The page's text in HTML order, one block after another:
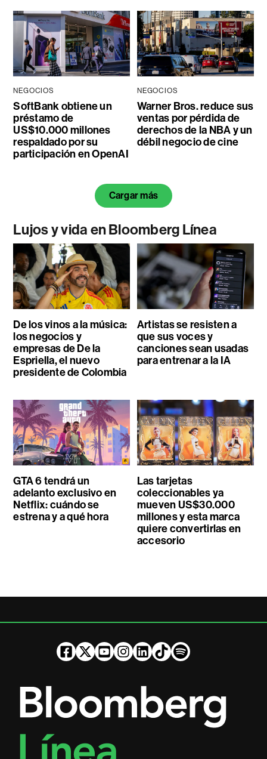
NEGOCIOS
SoftBank obtiene un
préstamo de
US$10.000 millones
respaldado por su
participación en OpenAI
NEGOCIOS
Warner Bros. reduce sus
ventas por pérdida de
derechos de la NBA y un
débil negocio de cine
Cargar más
Lujos y vida en Bloomberg Línea
De los vinos a la música:
los negocios y
empresas de De la
Espriella, el nuevo
presidente de Colombia
Artistas se resisten a
que sus voces y
canciones sean usadas
para entrenar a la IA
GTA 6 tendrá un
adelanto exclusivo en
Netflix: cuándo se
estrena y a qué hora
Las tarjetas
coleccionables ya
mueven US$30.000
millones y esta marca
quiere convertirlas en
accesorio